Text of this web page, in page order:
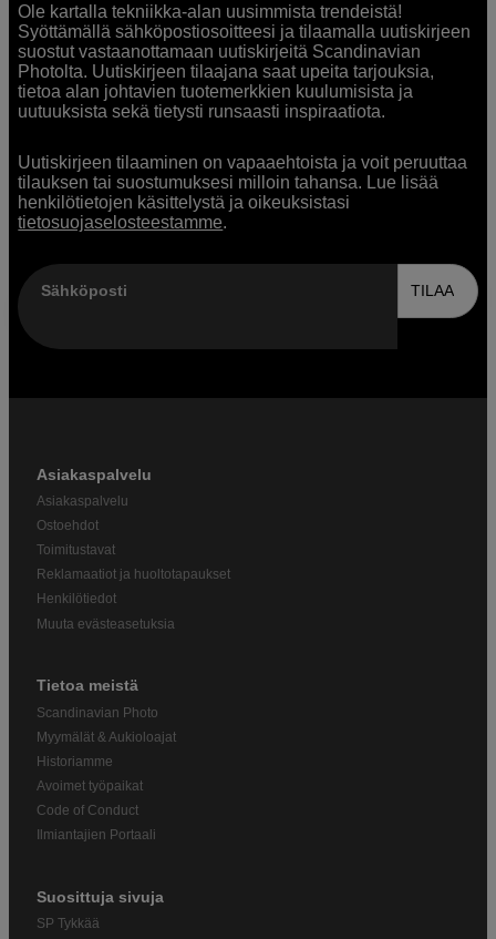
Ole kartalla tekniikka-alan uusimmista trendeistä!
Syöttämällä sähköpostiosoitteesi ja tilaamalla uutiskirjeen
suostut vastaanottamaan uutiskirjeitä Scandinavian
Photolta. Uutiskirjeen tilaajana saat upeita tarjouksia,
tietoa alan johtavien tuotemerkkien kuulumisista ja
uutuuksista sekä tietysti runsaasti inspiraatiota.
Uutiskirjeen tilaaminen on vapaaehtoista ja voit peruuttaa
tilauksen tai suostumuksesi milloin tahansa. Lue lisää
henkilötietojen käsittelystä ja oikeuksistasi
tietosuojaselosteestamme.
Sähköposti TILAA
Asiakaspalvelu
Asiakaspalvelu
Ostoehdot
Toimitustavat
Reklamaatiot ja huoltotapaukset
Henkilötiedot
Muuta evästeasetuksia
Tietoa meistä
Scandinavian Photo
Myymälät & Aukioloajat
Historiamme
Avoimet työpaikat
Code of Conduct
Ilmiantajien Portaali
Suosittuja sivuja
SP Tykkää